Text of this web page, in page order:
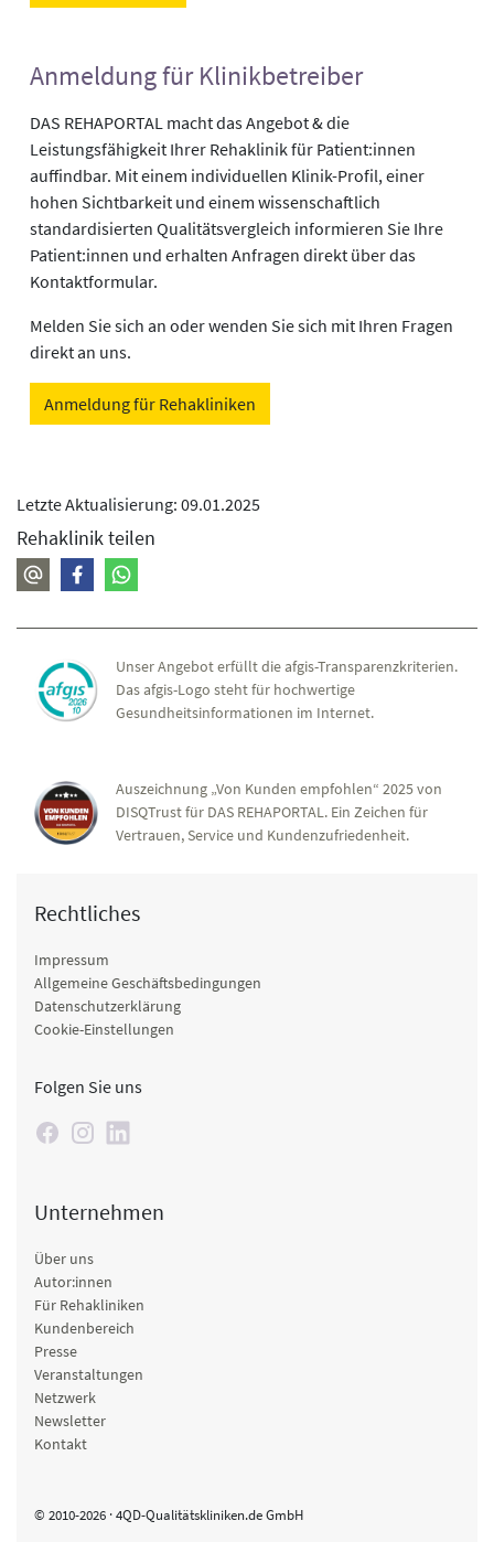
Anmeldung für Klinikbetreiber
DAS REHAPORTAL macht das Angebot & die
Leistungsfähigkeit Ihrer Rehaklinik für Patient:innen
auffindbar. Mit einem individuellen Klinik-Profil, einer
hohen Sichtbarkeit und einem wissenschaftlich
standardisierten Qualitätsvergleich informieren Sie Ihre
Patient:innen und erhalten Anfragen direkt über das
Kontaktformular.
Melden Sie sich an oder wenden Sie sich mit Ihren Fragen
direkt an uns.
Anmeldung für Rehakliniken
Letzte Aktualisierung: 09.01.2025
Rehaklinik teilen
Unser Angebot erfüllt die afgis-Transparenzkriterien.
Das afgis-Logo steht für hochwertige
Gesundheitsinformationen im Internet.
Auszeichnung „Von Kunden empfohlen“ 2025 von
DISQTrust für DAS REHAPORTAL. Ein Zeichen für
Vertrauen, Service und Kundenzufriedenheit.
Rechtliches
Impressum
Allgemeine Geschäftsbedingungen
Datenschutzerklärung
Cookie-Einstellungen
Folgen Sie uns
Unternehmen
Über uns
Autor:innen
Für Rehakliniken
Kundenbereich
Presse
Veranstaltungen
Netzwerk
Newsletter
Kontakt
© 2010-2026 · 4QD-Qualitätskliniken.de GmbH